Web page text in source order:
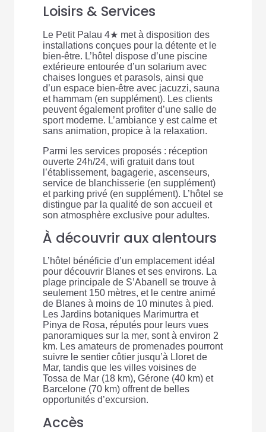
Loisirs & Services
Le Petit Palau 4★ met à disposition des
installations conçues pour la détente et le
bien-être. L’hôtel dispose d’une piscine
extérieure entourée d’un solarium avec
chaises longues et parasols, ainsi que
d’un espace bien-être avec jacuzzi, sauna
et hammam (en supplément). Les clients
peuvent également profiter d’une salle de
sport moderne. L’ambiance y est calme et
sans animation, propice à la relaxation.
Parmi les services proposés : réception
ouverte 24h/24, wifi gratuit dans tout
l’établissement, bagagerie, ascenseurs,
service de blanchisserie (en supplément)
et parking privé (en supplément). L’hôtel se
distingue par la qualité de son accueil et
son atmosphère exclusive pour adultes.
À découvrir aux alentours
L’hôtel bénéficie d’un emplacement idéal
pour découvrir Blanes et ses environs. La
plage principale de S’Abanell se trouve à
seulement 150 mètres, et le centre animé
de Blanes à moins de 10 minutes à pied.
Les Jardins botaniques Marimurtra et
Pinya de Rosa, réputés pour leurs vues
panoramiques sur la mer, sont à environ 2
km. Les amateurs de promenades pourront
suivre le sentier côtier jusqu’à Lloret de
Mar, tandis que les villes voisines de
Tossa de Mar (18 km), Gérone (40 km) et
Barcelone (70 km) offrent de belles
opportunités d’excursion.
Accès